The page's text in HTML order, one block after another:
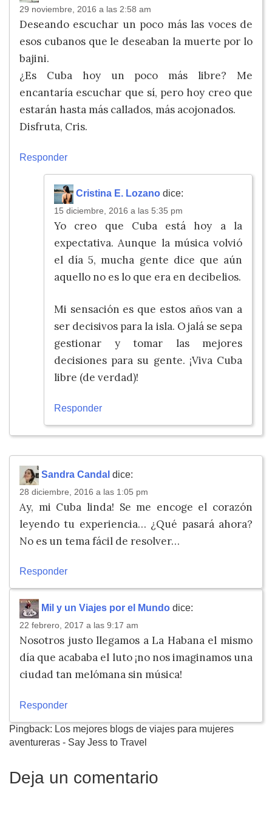
29 noviembre, 2016 a las 2:58 am
Deseando escuchar un poco más las voces de
esos cubanos que le deseaban la muerte por lo
bajini.
¿Es Cuba hoy un poco más libre? Me
encantaría escuchar que sí, pero hoy creo que
estarán hasta más callados, más acojonados.
Disfruta, Cris.
Responder
Cristina E. Lozano dice:
15 diciembre, 2016 a las 5:35 pm
Yo creo que Cuba está hoy a la
expectativa. Aunque la música volvió
el día 5, mucha gente dice que aún
aquello no es lo que era en decibelios.
Mi sensación es que estos años van a
ser decisivos para la isla. Ojalá se sepa
gestionar y tomar las mejores
decisiones para su gente. ¡Viva Cuba
libre (de verdad)!
Responder
Sandra Candal dice:
28 diciembre, 2016 a las 1:05 pm
Ay, mi Cuba linda! Se me encoge el corazón
leyendo tu experiencia… ¿Qué pasará ahora?
No es un tema fácil de resolver…
Responder
Mil y un Viajes por el Mundo dice:
22 febrero, 2017 a las 9:17 am
Nosotros justo llegamos a La Habana el mismo
día que acababa el luto ¡no nos imaginamos una
ciudad tan melómana sin música!
Responder
Pingback: Los mejores blogs de viajes para mujeres
aventureras - Say Jess to Travel
Deja un comentario